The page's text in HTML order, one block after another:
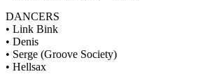
DANCERS
• Link Bink
• Denis
• Serge (Groove Society)
• Hellsax